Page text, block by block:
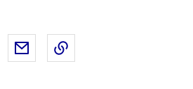
sur X (anciennement Twitter)
Partager sur LinkedIn
Partager par email